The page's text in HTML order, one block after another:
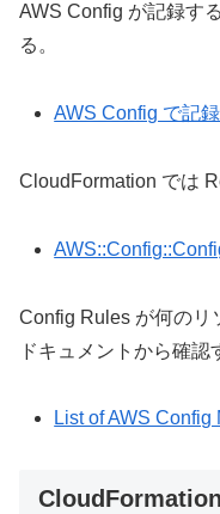
AWS Config が記録す
る。
AWS Config で記
CloudFormation では
Config Rules が何のリ
ドキュメントから確認
List of AWS
CloudFormation